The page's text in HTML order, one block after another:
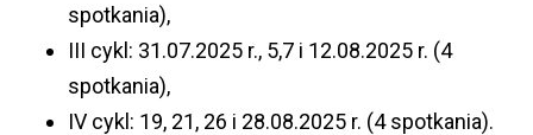
spotkania),
III cykl: 31.07.2025 r., 5,7 i 12.08.2025 r. (4
spotkania),
IV cykl: 19, 21, 26 i 28.08.2025 r. (4 spotkania).